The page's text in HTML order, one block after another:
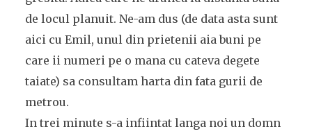
de locul planuit. Ne-am dus (de data asta sunt
aici cu Emil, unul din prietenii aia buni pe
care ii numeri pe o mana cu cateva degete
taiate) sa consultam harta din fata gurii de
metrou.
In trei minute s-a infiintat langa noi un domn